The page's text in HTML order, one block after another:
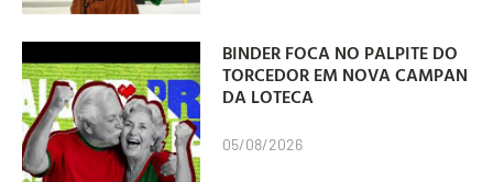
BINDER FOCA NO PALPITE DO
TORCEDOR EM NOVA CAMPANHA
DA LOTECA
05/08/2026